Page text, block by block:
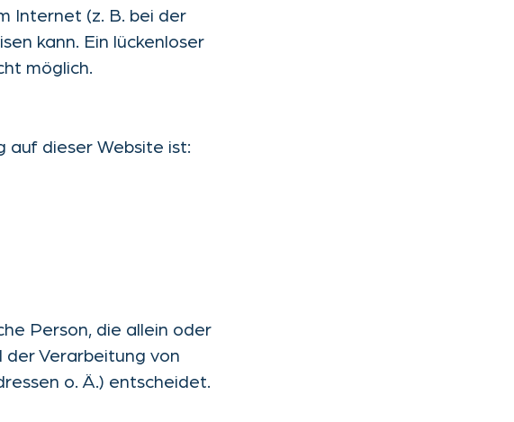
Internet (z. B. bei der
kann. Ein lückenloser
möglich.
auf dieser Website ist:
Person, die allein oder
Verarbeitung von
o. Ä.) entscheidet.